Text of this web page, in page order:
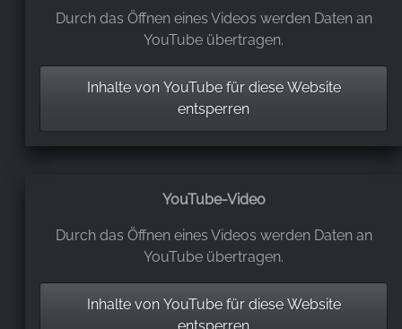
Durch das Öffnen eines Videos werden Daten an
YouTube übertragen.
Inhalte von YouTube für diese Website
entsperren
YouTube-Video
Durch das Öffnen eines Videos werden Daten an
YouTube übertragen.
Inhalte von YouTube für diese Website